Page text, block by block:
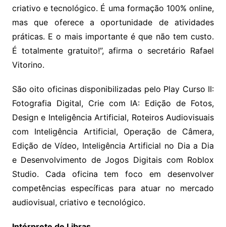
criativo e tecnológico. É uma formação 100% online,
mas que oferece a oportunidade de atividades
práticas. E o mais importante é que não tem custo.
É totalmente gratuito!”, afirma o secretário Rafael
Vitorino.
São oito oficinas disponibilizadas pelo Play Curso II:
Fotografia Digital, Crie com IA: Edição de Fotos,
Design e Inteligência Artificial, Roteiros Audiovisuais
com Inteligência Artificial, Operação de Câmera,
Edição de Vídeo, Inteligência Artificial no Dia a Dia
e Desenvolvimento de Jogos Digitais com Roblox
Studio. Cada oficina tem foco em desenvolver
competências específicas para atuar no mercado
audiovisual, criativo e tecnológico.